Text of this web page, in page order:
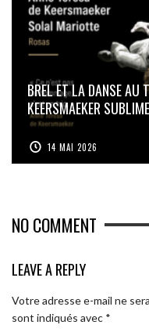
BREL ET LA DANSE AU
KEERSMAEKER
14 MAI 2026
NO COMMENT
LEAVE A REPLY
Votre adresse e-mail ne
sont indiqués avec *